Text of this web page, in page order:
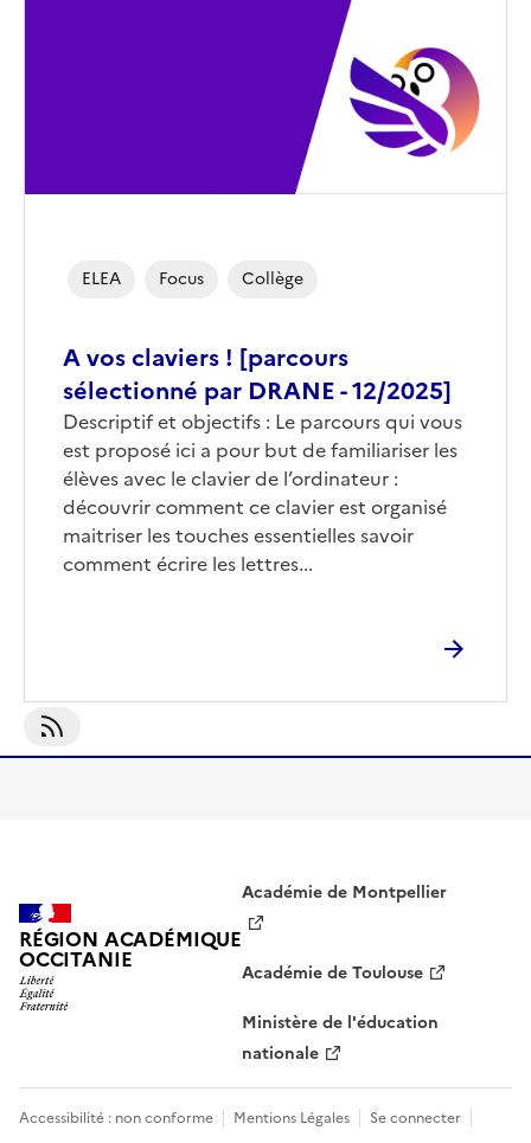
A vos claviers ! [parcours
sélectionné par DRANE - 12/2025]
Corps
Descriptif et objectifs : Le parcours qui vous
est proposé ici a pour but de familiariser les
élèves avec le clavier de l’ordinateur :
découvrir comment ce clavier est organisé
maitriser les touches essentielles savoir
comment écrire les lettres...
ELEA Focus Collège
S'abonner À Collège
RÉGION ACADÉMIQUE
OCCITANIE
Académie de Montpellier
Académie de Toulouse
Ministère de l'éducation
nationale
Accessibilité : non conforme Mentions Légales Se connecter